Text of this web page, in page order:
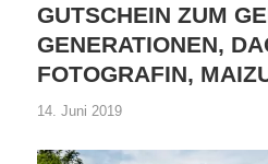
GUTSCHEIN ZUM
GENERATIONEN,
FOTOGRAFIN,
14. Juni 2019